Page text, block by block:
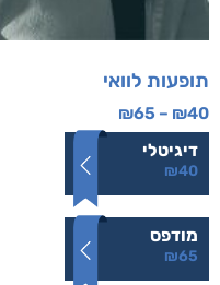
תופעות לוואי
₪40
–
₪65
דיגיטלי
₪40
מודפס
₪65